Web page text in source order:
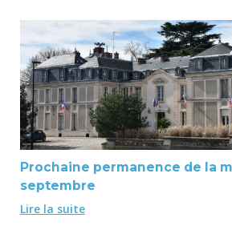
Prochaine permanence de la
septembre
Lire la suite